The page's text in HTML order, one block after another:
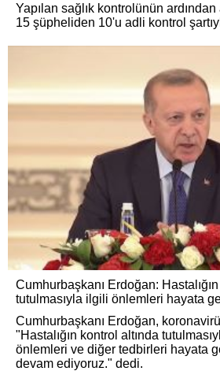
Yapılan sağlık kontrolünün
15 şüpheliden 10'u adli kontrol
Cumhurbaşkanı Erdoğan:
tutulmasıyla ilgili önlemleri hayata
Cumhurbaşkanı Erdoğan,
"Hastalığın kontrol altında
önlemleri ve diğer tedbirleri hayata
devam ediyoruz." dedi.